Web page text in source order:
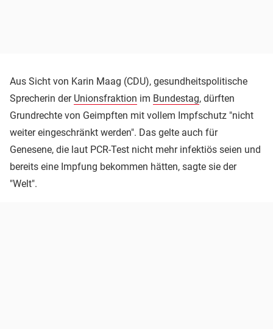
Aus Sicht von Karin Maag (CDU), gesundheitspolitische
Sprecherin der Unionsfraktion im Bundestag, dürften
Grundrechte von Geimpften mit vollem Impfschutz "nicht
weiter eingeschränkt werden". Das gelte auch für
Genesene, die laut PCR-Test nicht mehr infektiös seien und
bereits eine Impfung bekommen hätten, sagte sie der
"Welt".